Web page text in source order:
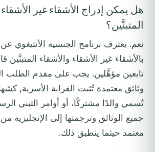
هل يمكن إدراج الأشقاء غير الأشقاء
المتبنَّين؟
نعم. يعترف برنامج الجنسية الأنتيغوي
بالأشقاء غير الأشقاء والأشقاء المتبنَّين
تابعين مؤهَّلين. يجب على مقدم الطلب
وثائق معتمدة تُثبت القرابة الأسرية,
تُسمي والدًا مشتركًا، أو أوامر التبني
جميع الوثائق وترجمتها إلى الإنجليزية
معتمد حيثما ينطبق ذلك.